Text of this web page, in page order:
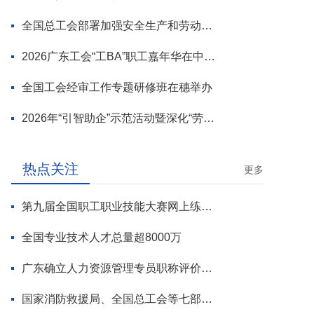
全国总工会部署加强安全生产和劳动保护工作
2026广东工会“工BA”职工嘉年华在中山举行
全国工会经审工作专题研修班在穗举办
2026年“引智助企”示范活动暨深化“劳模工匠进万企”专项行动启动
热点关注 更多
第九届全国职工职业技能大赛网上练兵正式启动
全国专业技术人才总量超8000万
广东确立人力资源管理专员职称评价标准
国家消防救援局、全国总工会等七部门联合部署 开展全民消防安全素质提升行动